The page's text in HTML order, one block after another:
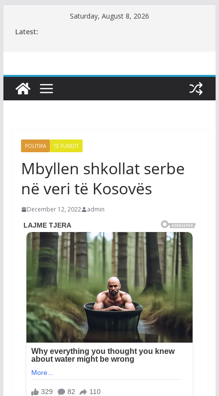
Saturday, August 8, 2026
Latest:
POLITIKA TË FUNDIT
Mbyllen shkollat serbe
në veri të Kosovës
December 12, 2022 admin